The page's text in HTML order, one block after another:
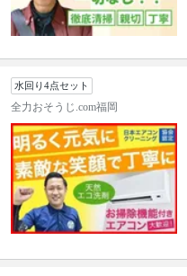
水回り4点セット
全力おそうじ.com福岡